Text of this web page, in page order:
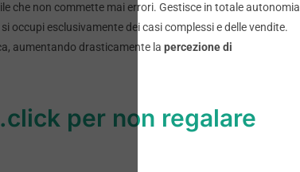
che non commette mai errori. Gestisce in totale autonomia
occupi esclusivamente dei casi complessi e delle vendite.
aumentando drasticamente la percezione di
per non regalare